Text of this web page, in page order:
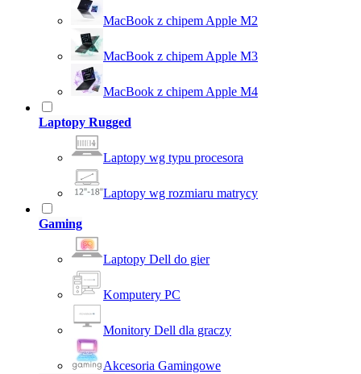
MacBook z chipem Apple M2
MacBook z chipem Apple M3
MacBook z chipem Apple M4
Laptopy Rugged
Laptopy wg typu procesora
Laptopy wg rozmiaru matrycy
Gaming
Laptopy Dell do gier
Komputery PC
Monitory Dell dla graczy
Akcesoria Gamingowe